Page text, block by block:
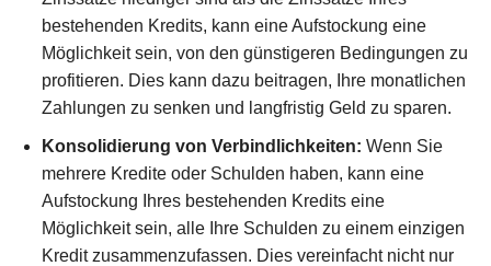
bestehenden Kredits, kann eine Aufstockung eine
Möglichkeit sein, von den günstigeren Bedingungen zu
profitieren. Dies kann dazu beitragen, Ihre monatlichen
Zahlungen zu senken und langfristig Geld zu sparen.
Konsolidierung von Verbindlichkeiten: Wenn Sie
mehrere Kredite oder Schulden haben, kann eine
Aufstockung Ihres bestehenden Kredits eine
Möglichkeit sein, alle Ihre Schulden zu einem einzigen
Kredit zusammenzufassen. Dies vereinfacht nicht nur